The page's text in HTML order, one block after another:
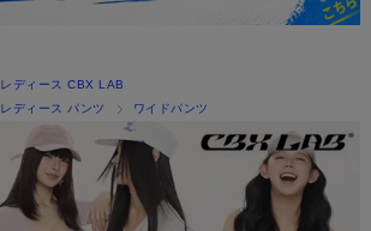
レディース CBX LAB
レディース パンツ ワイドパンツ